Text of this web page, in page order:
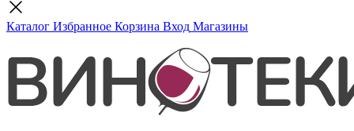
Каталог Избранное Корзина Вход Магазины